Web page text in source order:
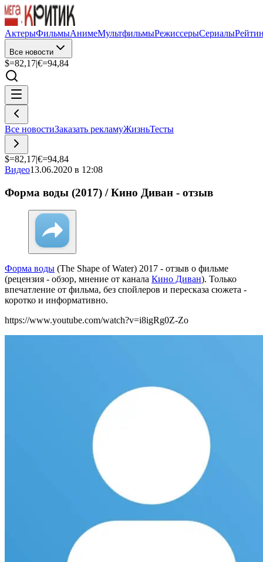
АктерыФильмыАнимеМультфильмыРежиссерыСериалы
Все новости
$=82,17|€=94,84
Все новостиЗаказать рекламуЖизньТесты
$=82,17|€=94,84
Видео13.06.2020 в 12:08
Форма воды (2017) / Кино Диван - отзыв
Форма воды (The Shape of Water) 2017 - отзыв о фильме
(рецензия - обзор, мнение от канала Кино Диван). Только
впечатление от фильма, без спойлеров и пересказа сюжета -
коротко и информативно.
https://www.youtube.com/watch?v=i8igRg0Z-Zo